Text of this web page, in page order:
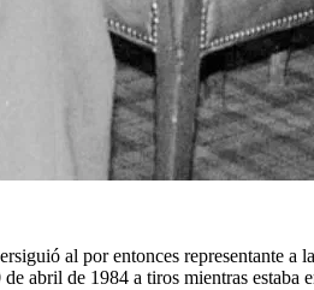
al por entonces representante a
abril de 1984 a tiros mientras estaba